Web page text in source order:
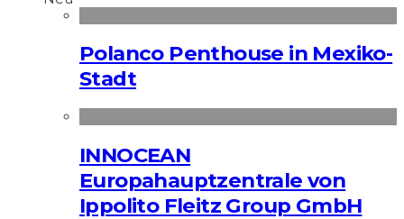
Polanco Penthouse in Mexiko-
Stadt
INNOCEAN
Europahauptzentrale von
Ippolito Fleitz Group GmbH